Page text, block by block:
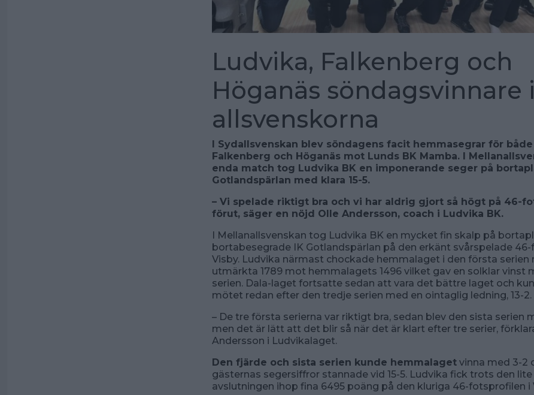
Ludvika, Falkenberg och
Höganäs söndagsvinnare i
allsvenskorna
I Sydallsvenskan blev söndagens facit hemmasegrar för både
Falkenberg och Höganäs mot Lunds BK Mamba. I
enda match tog Ludvika BK en imponerande seger på
Gotlandspärlan med klara 15-5.
– Vi spelade riktigt bra och vi har aldrig gjort så högt på 46-
förut, säger en nöjd Olle Andersson, coach i Ludvika BK.
I Mellanallsvenskan tog Ludvika BK en mycket fin skalp på
bortabesegrade IK Gotlandspärlan på den erkänt svårspelade
Visby. Ludvika närmast chockade hemmalaget i den första serien
utmärkta 1789 mot hemmalagets 1496 vilket gav en solklar vinst
serien. Dala-laget fortsatte sedan att vara det bättre laget och
mötet redan efter den tredje serien med en ointaglig ledning, 13-2.
– De tre första serierna var riktigt bra, sedan blev den sista serien
men det är lätt att det blir så när det är klart efter tre serier,
Andersson i Ludvikalaget.
Den fjärde och sista serien kunde hemmalaget vinna med 3-2
gästernas segersiffror stannade vid 15-5. Ludvika fick trots den
avslutningen ihop fina 6495 poäng på den kluriga 46-fotsprofilen i